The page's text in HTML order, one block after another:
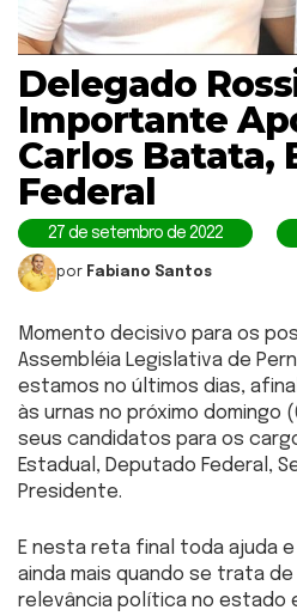
Delegado
Importante
Carlos Batata,
Federal
27 de setembro de 2022
por Fabiano Santos
Momento decisivo para os
Assembléia Legislativa de
estamos no últimos dias,
às urnas no próximo domingo
seus candidatos para os
Estadual, Deputado Federal,
Presidente.
E nesta reta final toda ajuda
ainda mais quando se trata
relevância política no estado